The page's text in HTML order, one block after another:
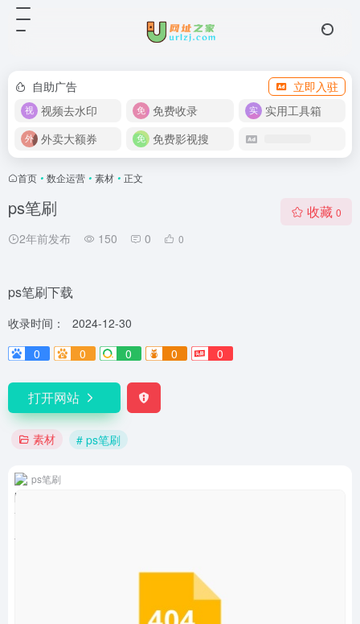
自助广告
立即入驻
视频去水印
免费收录
实用工具箱
外卖大额券
免费影视搜
首页 • 数企运营 • 素材 • 正文
ps笔刷
2年前发布 150 0 0
收藏 0
ps笔刷下载
收录时间：
2024-12-30
0
0 0 0 0
打开网站
素材 # ps笔刷
ps笔刷